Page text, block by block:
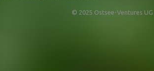
© 2025 Ostsee-Ventures UG